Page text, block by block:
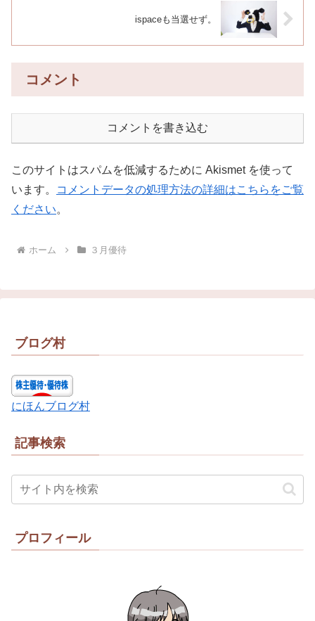
ispaceも当選せず。
コメント
コメントを書き込む
このサイトはスパムを低減するために Akismet を使って
います。
コメントデータの処理方法の詳細はこちらをご覧
ください。
ホーム ３月優待
ブログ村
にほんブログ村
記事検索
プロフィール